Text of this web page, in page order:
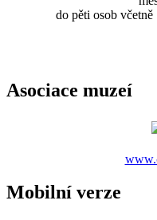
do pěti osob
Asociace muzeí
Mobilní verze